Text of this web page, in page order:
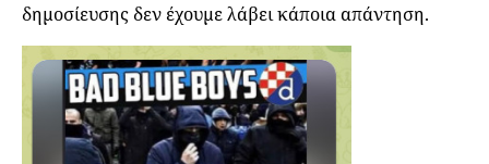
δημοσίευσης δεν έχουμε λάβει κάποια απάντηση.